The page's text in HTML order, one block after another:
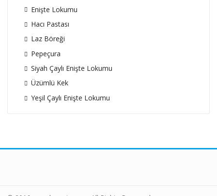
Enişte Lokumu
Hacı Pastası
Laz Böreği
Pepeçura
Siyah Çaylı Enişte Lokumu
Üzümlü Kek
Yeşil Çaylı Enişte Lokumu